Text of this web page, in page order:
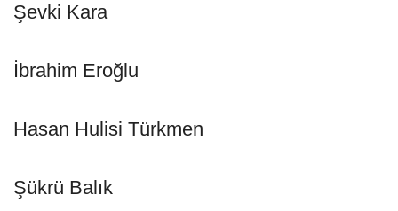
Şevki Kara
İbrahim Eroğlu
Hasan Hulisi Türkmen
Şükrü Balık